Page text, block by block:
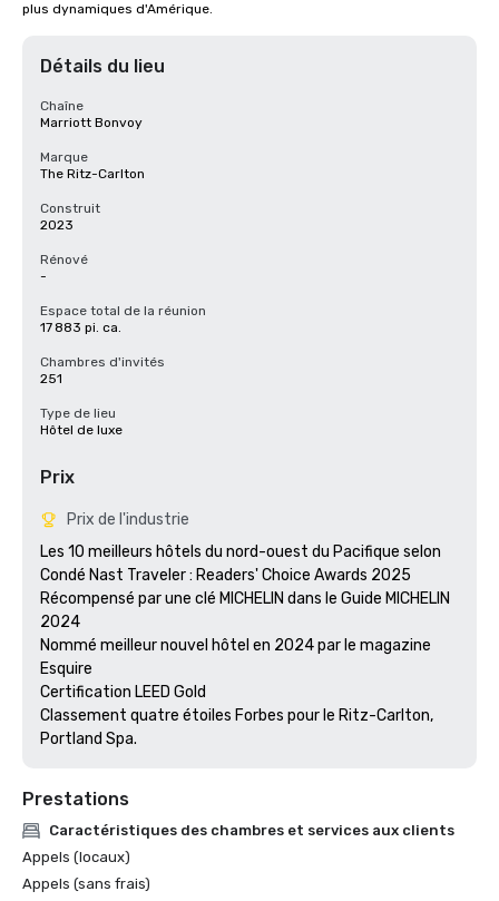
plus dynamiques d'Amérique.
Détails du lieu
Chaîne
Marriott Bonvoy
Marque
The Ritz-Carlton
Construit
2023
Rénové
-
Espace total de la réunion
17 883 pi. ca.
Chambres d'invités
251
Type de lieu
Hôtel de luxe
Prix
Prix de l'industrie
Les 10 meilleurs hôtels du nord-ouest du Pacifique selon
Condé Nast Traveler : Readers' Choice Awards 2025
Récompensé par une clé MICHELIN dans le Guide MICHELIN
2024
Nommé meilleur nouvel hôtel en 2024 par le magazine
Esquire
Certification LEED Gold
Classement quatre étoiles Forbes pour le Ritz-Carlton,
Prestations
Caractéristiques des chambres et services aux clients
Appels (locaux)
Appels (sans frais)